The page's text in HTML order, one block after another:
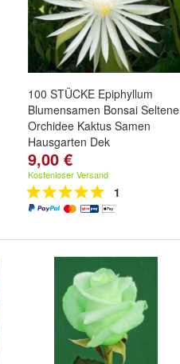
100 STÜCKE Epiphyllum
Blumensamen Bonsai Seltene
Orchidee Kaktus Samen
Hausgarten Dek
Farbe:1,
9,00 €
Kostenloser Versand
1